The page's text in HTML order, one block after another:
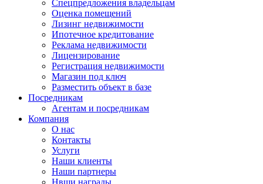
Спецпредложения владельцам
Оценка помещений
Лизинг недвижимости
Ипотечное кредитование
Реклама недвижимости
Лицензирование
Регистрация недвижимости
Магазин под ключ
Разместить объект в базе
Посредникам
Агентам и посредникам
Компания
О нас
Контакты
Услуги
Наши клиенты
Наши партнеры
Нвши награды